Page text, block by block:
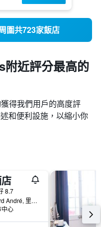
圍共723家飯店
近評分最高的
得我們用戶的高度評
和便利設施，以縮小你
8.7
8, Rue Gaspard André, 里昂, Lyon Metropolis, 法國
中心